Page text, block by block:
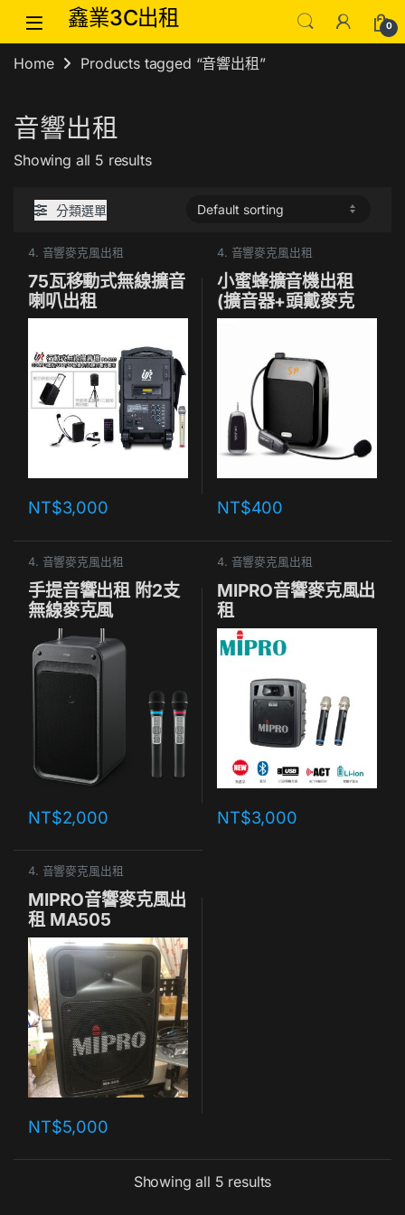
Skip to navigation
Skip to content鑫業3C出租 0
Home Products tagged “音響出租”
音響出租
Showing all 5 results
分類選單
4. 音響麥克風出租
75瓦移動式無線擴音
喇叭出租
NT$3,000
4. 音響麥克風出租
小蜜蜂擴音機出租
(擴音器+頭戴麥克
風)
NT$400
4. 音響麥克風出租
手提音響出租 附2支
無線麥克風
NT$2,000
4. 音響麥克風出租
MIPRO音響麥克風出
租
NT$3,000
4. 音響麥克風出租
MIPRO音響麥克風出
租 MA505
NT$5,000
Showing all 5 results